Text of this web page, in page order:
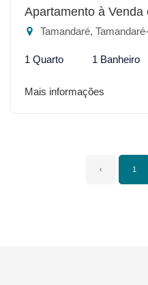
Apartamento à Venda
Tamandaré,
1 Quarto 1 Banheiro
Mais informações
‹ 1